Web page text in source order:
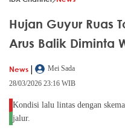
Hujan Guyur Ruas
Arus Balik Diminta
News |
Mei Sada
28/03/2026 23:16 WIB
Kondisi lalu lintas dengan
jalur.